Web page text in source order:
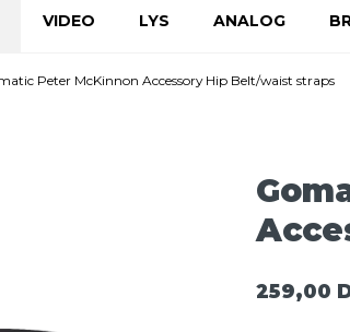
VIDEO LYS ANALOG
Peter McKinnon Accessory Hip Belt/waist straps
259,00